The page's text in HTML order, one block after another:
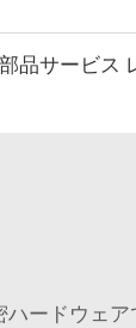
ードウェア